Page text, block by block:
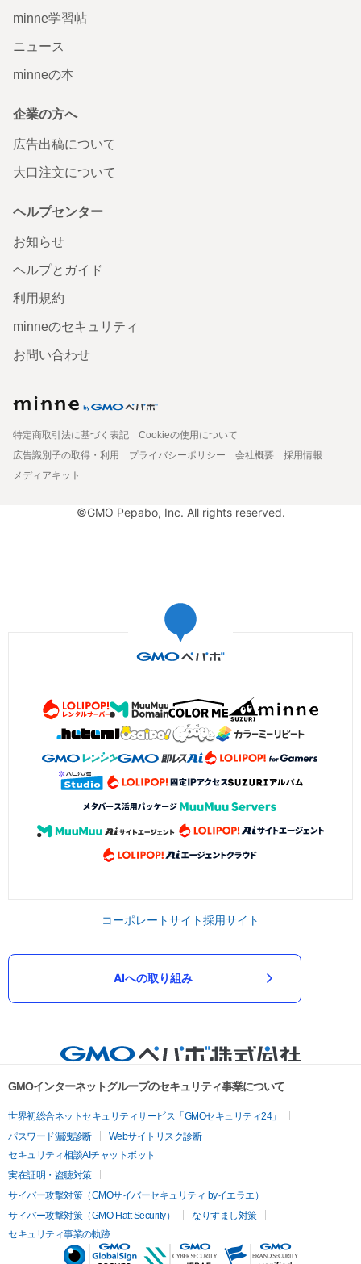
minne学習帖
ニュース
minneの本
企業の方へ
広告出稿について
大口注文について
ヘルプセンター
お知らせ
ヘルプとガイド
利用規約
minneのセキュリティ
お問い合わせ
特定商取引法に基づく表記
Cookieの使用について
広告識別子の取得・利用
プライバシーポリシー 会社概要
採用情報
メディアキット
©GMO Pepabo, Inc. All rights reserved.
コーポレートサイト採用サイト
AIへの取り組み
GMOインターネットグループのセキュリティ事業について
世界初総合ネットセキュリティサービス「GMOセキュリティ24」
パスワード漏洩診断
Webサイトリスク診断
セキュリティ相談AIチャットボット
実在証明・盗聴対策
サイバー攻撃対策（GMOサイバーセキュリティ byイエラエ）
サイバー攻撃対策（GMO Flatt Security）
なりすまし対策
セキュリティ事業の軌跡